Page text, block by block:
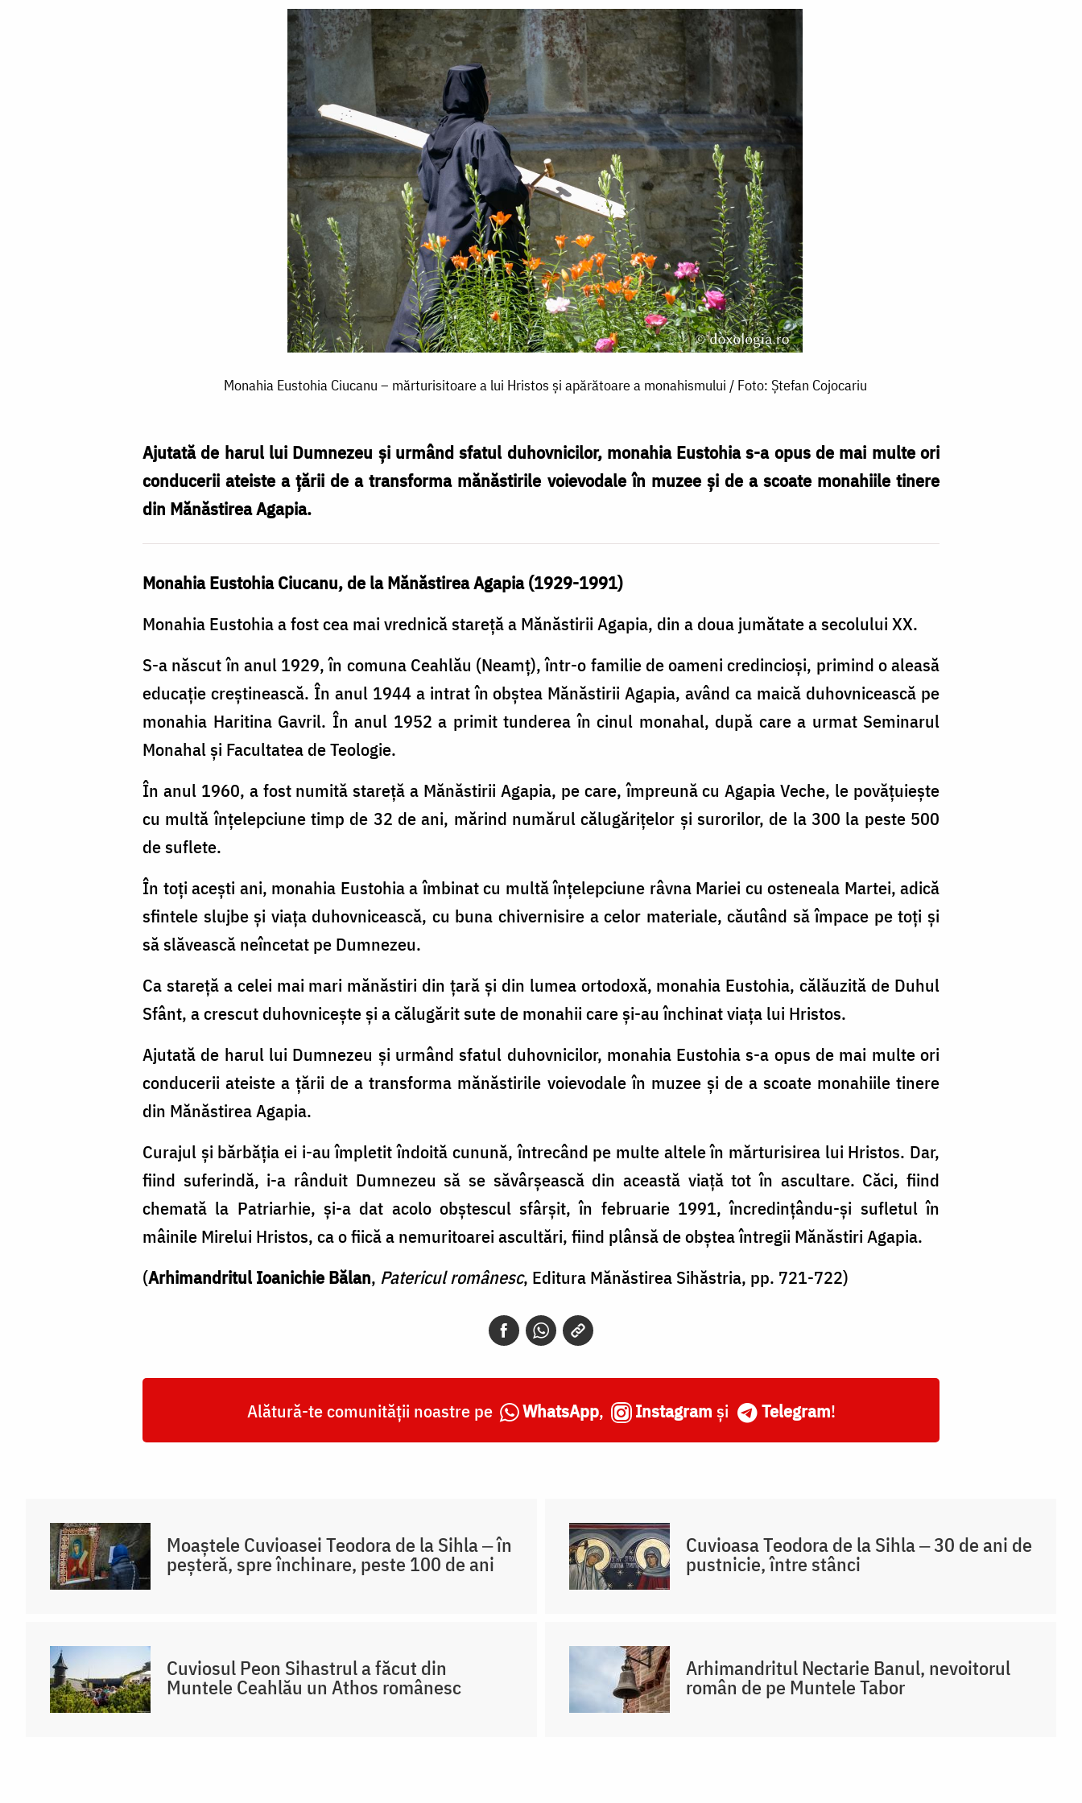
Monahia Eustohia Ciucanu – mărturisitoare a lui Hristos și apărătoare a monahismului / Foto: Ștefan Cojocariu
Ajutată de harul lui Dumnezeu şi urmând sfatul duhovnicilor, monahia Eustohia s-a opus de mai multe ori
conducerii ateiste a ţării de a transforma mănăstirile voievodale în muzee şi de a scoate monahiile tinere
din Mănăstirea Agapia.
Monahia Eustohia Ciucanu, de la Mănăstirea Agapia (1929-1991)
Monahia Eustohia a fost cea mai vrednică stareţă a Mănăstirii Agapia, din a doua jumătate a secolului XX.
S-a născut în anul 1929, în comuna Ceahlău (Neamţ), într-o familie de oameni credincioşi, primind o aleasă
educaţie creştinească. În anul 1944 a intrat în obştea Mănăstirii Agapia, având ca maică duhovnicească pe
monahia Haritina Gavril. În anul 1952 a primit tunderea în cinul monahal, după care a urmat Seminarul
Monahal şi Facultatea de Teologie.
În anul 1960, a fost numită stareţă a Mănăstirii Agapia, pe care, împreună cu Agapia Veche, le povăţuieşte
cu multă înţelepciune timp de 32 de ani, mărind numărul călugăriţelor şi surorilor, de la 300 la peste 500
de suflete.
În toţi aceşti ani, monahia Eustohia a îmbinat cu multă înţelepciune râvna Mariei cu osteneala Martei, adică
sfintele slujbe şi viaţa duhovnicească, cu buna chivernisire a celor materiale, căutând să împace pe toţi şi
să slăvească neîncetat pe Dumnezeu.
Ca stareţă a celei mai mari mănăstiri din ţară şi din lumea ortodoxă, monahia Eustohia, călăuzită de Duhul
Sfânt, a crescut duhovniceşte şi a călugărit sute de monahii care şi-au închinat viaţa lui Hristos.
Ajutată de harul lui Dumnezeu şi urmând sfatul duhovnicilor, monahia Eustohia s-a opus de mai multe ori
conducerii ateiste a ţării de a transforma mănăstirile voievodale în muzee şi de a scoate monahiile tinere
din Mănăstirea Agapia.
Curajul şi bărbăţia ei i-au împletit îndoită cunună, întrecând pe multe altele în mărturisirea lui Hristos. Dar,
fiind suferindă, i-a rânduit Dumnezeu să se săvârşească din această viaţă tot în ascultare. Căci, fiind
chemată la Patriarhie, şi-a dat acolo obştescul sfârşit, în februarie 1991, încredinţându-şi sufletul în
mâinile Mirelui Hristos, ca o fiică a nemuritoarei ascultări, fiind plânsă de obştea întregii Mănăstiri Agapia.
(Arhimandritul Ioanichie Bălan, Patericul românesc, Editura Mănăstirea Sihăstria, pp. 721-722)
Alătură-te comunității noastre pe WhatsApp, Instagram și Telegram!
Moaștele Cuvioasei Teodora de la Sihla ‒ în
peșteră, spre închinare, peste 100 de ani
Cuvioasa Teodora de la Sihla ‒ 30 de ani de
pustnicie, între stânci
Cuviosul Peon Sihastrul a făcut din
Muntele Ceahlău un Athos românesc
Arhimandritul Nectarie Banul, nevoitorul
român de pe Muntele Tabor